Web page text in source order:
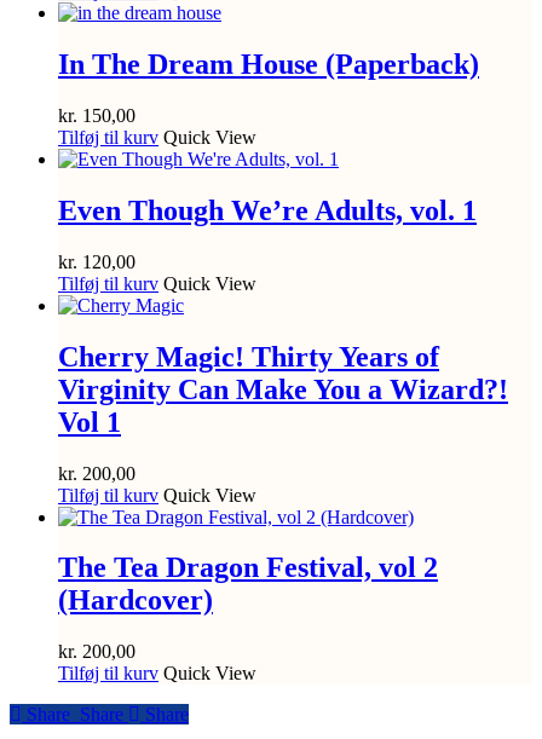
In The Dream House (Paperback)
kr. 150,00
Tilføj til kurv Quick View
Even Though We’re Adults, vol. 1
kr. 120,00
Tilføj til kurv Quick View
Cherry Magic! Thirty Years of
Virginity Can Make You a Wizard?!
Vol 1
kr. 200,00
Tilføj til kurv Quick View
The Tea Dragon Festival, vol 2
(Hardcover)
kr. 200,00
Tilføj til kurv Quick View
Share
Share Share Share